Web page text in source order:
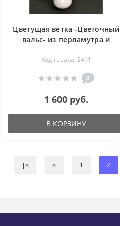
Цветущая ветка -Цветочный
вальс- из перламутра и
Код товара: 2411
0
1 600 руб.
В КОРЗИНУ
|< < 1 2